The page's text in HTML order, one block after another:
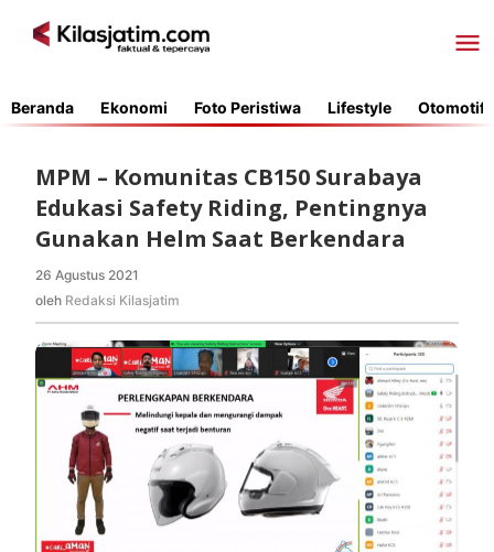
Beranda Ekonomi Foto Peristiwa Lifestyle Otomotif
MPM – Komunitas CB150 Surabaya
Edukasi Safety Riding, Pentingnya
Gunakan Helm Saat Berkendara
26 Agustus 2021
Redaksi
oleh Redaksi Kilasjatim